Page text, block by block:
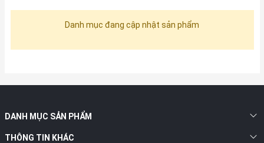
Danh mục đang cập nhật sản phẩm
DANH MỤC SẢN PHẨM
THÔNG TIN KHÁC